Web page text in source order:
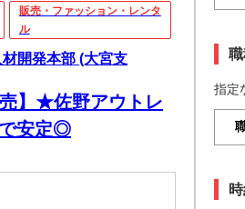
販売・ファッション・レンタ
ル
開発本部 (大宮支
】★佐野アウトレ
安定◎
指定